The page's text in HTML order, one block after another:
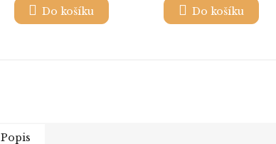
Do košíku Do košíku
Popis